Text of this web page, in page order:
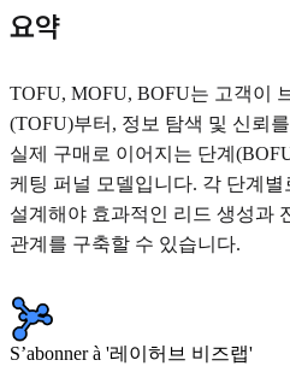
요약
TOFU, MOFU, BOFU는 고객이
(TOFU)부터, 정보 탐색 및 신뢰
실제 구매로 이어지는 단계
케팅 퍼널 모델입니다. 각 단계
설계해야 효과적인 리드 생성과
관계를 구축할 수 있습니다.
S’abonner à '레이허브 비즈랩'